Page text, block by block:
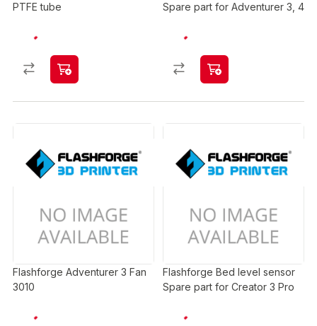
PTFE tube
Spare part for Adventurer 3, 4
Flashforge Adventurer 3 Fan
3010
Flashforge Bed level sensor
Spare part for Creator 3 Pro